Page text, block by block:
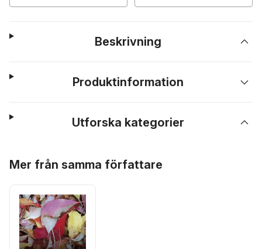
Beskrivning
Produktinformation
Utforska kategorier
Mer från samma författare